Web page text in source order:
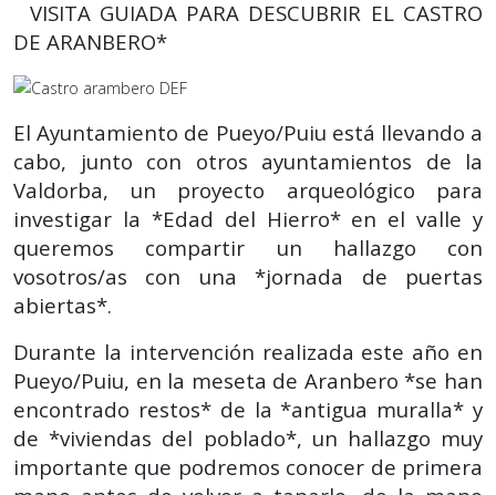
VISITA GUIADA PARA DESCUBRIR EL CASTRO
DE ARANBERO*
El Ayuntamiento de Pueyo/Puiu está llevando a
cabo, junto con otros ayuntamientos de la
Valdorba, un proyecto arqueológico para
investigar la *Edad del Hierro* en el valle y
queremos compartir un hallazgo con
vosotros/as con una *jornada de puertas
abiertas*.
Durante la intervención realizada este año en
Pueyo/Puiu, en la meseta de Aranbero *se han
encontrado restos* de la *antigua muralla* y
de *viviendas del poblado*, un hallazgo muy
importante que podremos conocer de primera